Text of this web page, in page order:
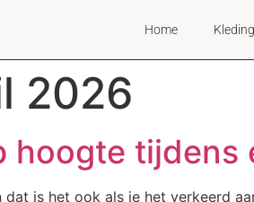
Home
2026
hoogte tijdens
is het ook als je het verkeerd